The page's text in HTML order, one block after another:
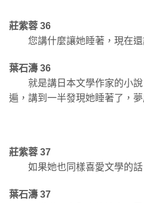
莊紫蓉 36
您講什麼讓她睡著，現在還
葉石濤 36
就是講日本文學作家的小說
遍，講到一半發現她睡著了，夢
莊紫蓉 37
如果她也同樣喜愛文學的話
葉石濤 37